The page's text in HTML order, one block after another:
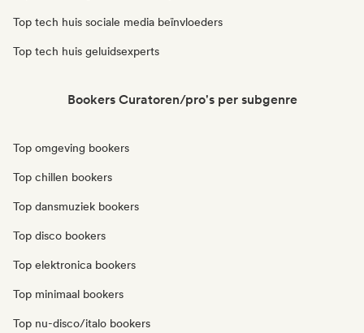
Top tech huis sociale media beïnvloeders
Top tech huis geluidsexperts
Bookers Curatoren/pro's per subgenre
Top omgeving bookers
Top chillen bookers
Top dansmuziek bookers
Top disco bookers
Top elektronica bookers
Top minimaal bookers
Top nu-disco/italo bookers